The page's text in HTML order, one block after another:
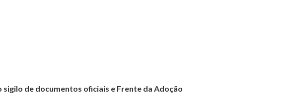
de documentos oficiais e Frente da Adoção